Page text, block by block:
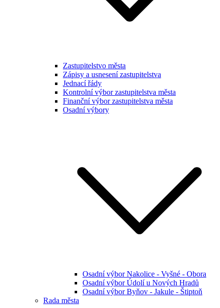
Zastupitelstvo města
Zápisy a usnesení zastupitelstva
Jednací řády
Kontrolní výbor zastupitelstva města
Finanční výbor zastupitelstva města
Osadní výbory
Osadní výbor Nakolice - Vyšné - Obora
Osadní výbor Údolí u Nových Hradů
Osadní výbor Byňov - Jakule - Štiptoň
Rada města